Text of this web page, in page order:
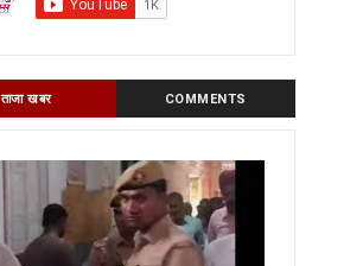
ताजा खबर COMMENTS